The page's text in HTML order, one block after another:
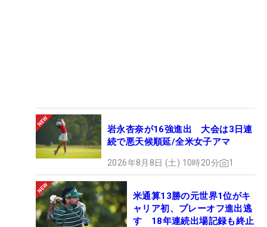
岩永杏奈が16強進出 大会は3日連
続で悪天候順延/全米女子アマ
2026年8月8日 (土) 10時20分 1
米通算13勝の元世界1位がキ
ャリア初、プレーオフ進出逃
す 18年連続出場記録も終止